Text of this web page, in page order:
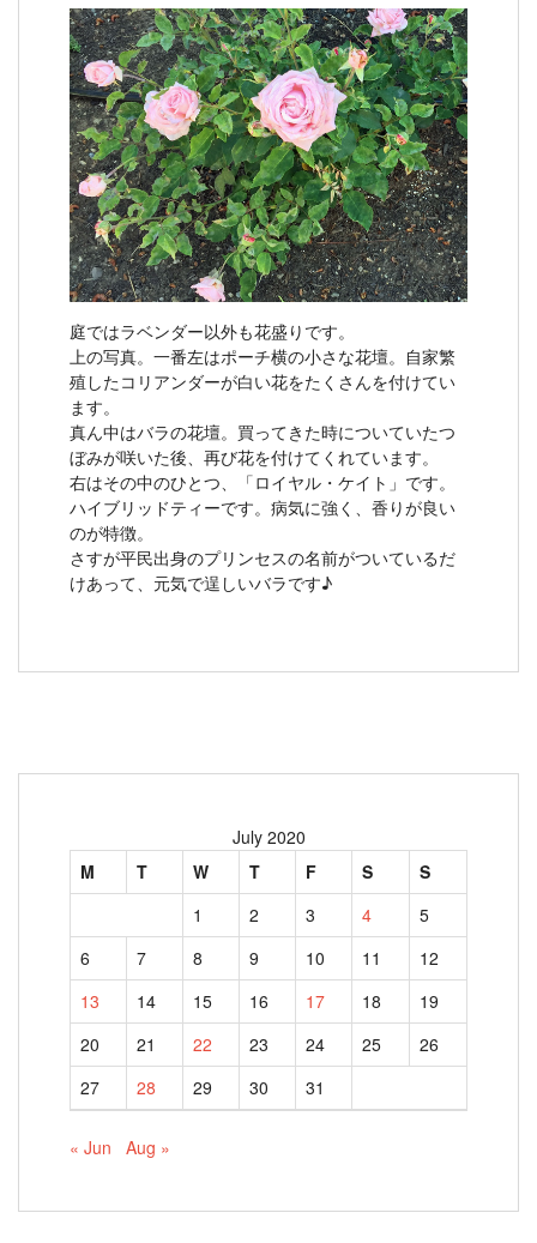
庭ではラベンダー以外も花盛りです。
上の写真。一番左はポーチ横の小さな花壇。自家繁
殖したコリアンダーが白い花をたくさんを付けてい
ます。
真ん中はバラの花壇。買ってきた時についていたつ
ぼみが咲いた後、再び花を付けてくれています。
右はその中のひとつ、「ロイヤル・ケイト」です。
ハイブリッドティーです。病気に強く、香りが良い
のが特徴。
さすが平民出身のプリンセスの名前がついているだ
けあって、元気で逞しいバラです♪
July 2020
M
T W T F S
S
1
2 3 4
5
6
7 8 9 10 11
12
13
14 15 16 17 18
19
20
21 22 23 24 25
26
27
28 29 30 31
« Jun Aug »